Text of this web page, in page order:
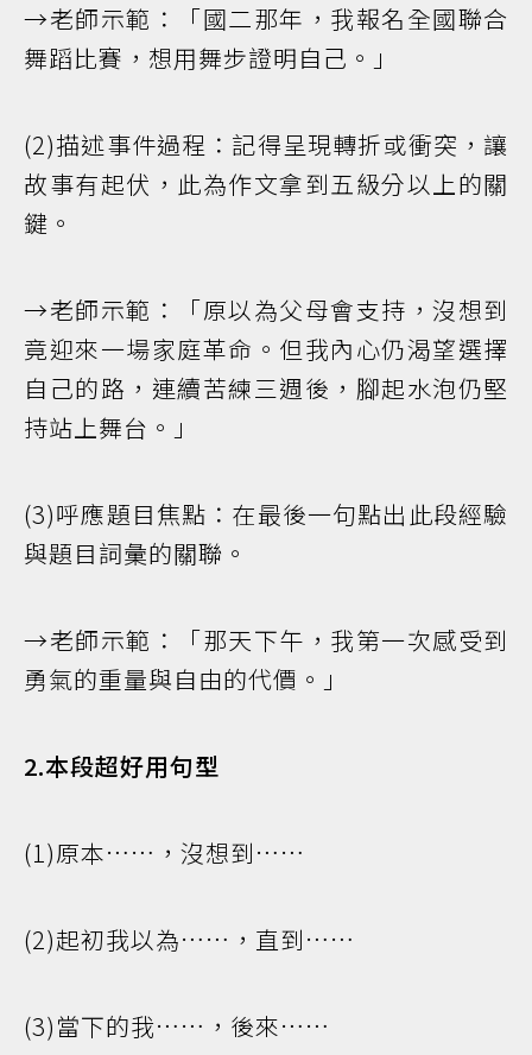
→老師示範：「國二那年，我報名全國聯合
舞蹈比賽，想用舞步證明自己。」
(2)描述事件過程：記得呈現轉折或衝突，讓
故事有起伏，此為作文拿到五級分以上的關
鍵。
→老師示範：「原以為父母會支持，沒想到
竟迎來一場家庭革命。但我內心仍渴望選擇
自己的路，連續苦練三週後，腳起水泡仍堅
持站上舞台。」
(3)呼應題目焦點：在最後一句點出此段經驗
與題目詞彙的關聯。
→老師示範：「那天下午，我第一次感受到
勇氣的重量與自由的代價。」
2.本段超好用句型
(1)原本……，沒想到……
(2)起初我以為……，直到……
(3)當下的我……，後來……